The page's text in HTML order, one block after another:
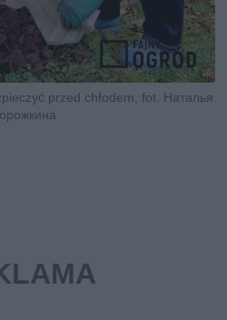
przed chłodem, fot. Наталья